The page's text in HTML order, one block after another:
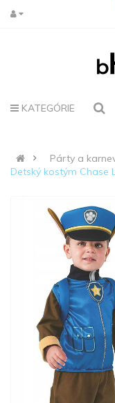
KATEGÓRIE
Párty a
Detský kostým Chase